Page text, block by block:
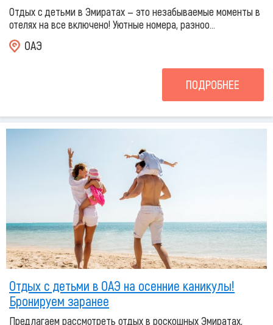
Отдых с детьми в Эмиратах — это незабываемые моменты в
отелях на все включено! Уютные номера, разноо...
ОАЭ
ПОДРОБНЕЕ
Отдых с детьми в ОАЭ на осенние каникулы!
Бронируем заранее
Предлагаем рассмотреть отдых в роскошных Эмиратах,